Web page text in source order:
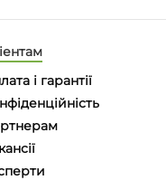
і гарантії